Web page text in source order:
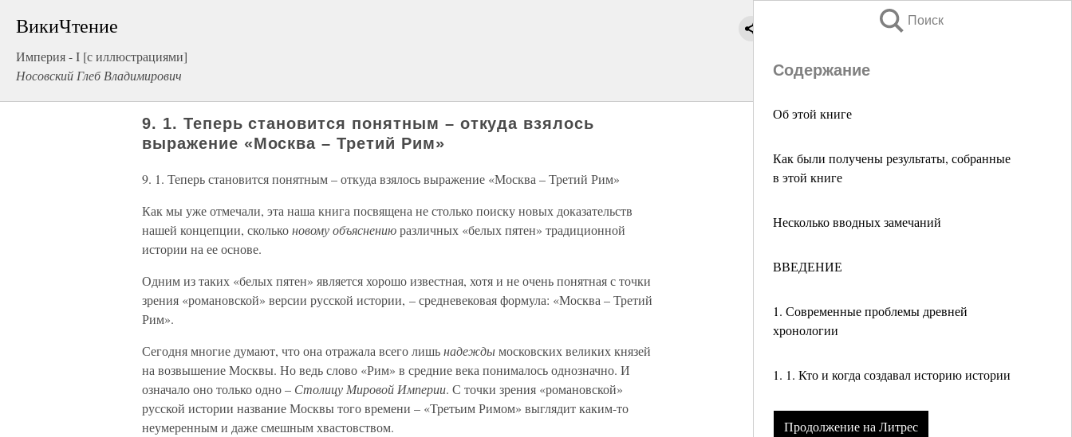
ВикиЧтение
Империя - I [с иллюстрациями]
Носовский Глеб Владимирович
Поиск
Содержание
Об этой книге
Как были получены результаты, собранные
в этой книге
Несколько вводных замечаний
ВВЕДЕНИЕ
1. Современные проблемы древней
хронологии
1. 1. Кто и когда создавал историю истории
Продолжение на Литрес
9. 1. Теперь становится понятным – откуда взялось
выражение «Москва – Третий Рим»
9. 1. Теперь становится понятным – откуда взялось выражение «Москва – Третий Рим»
Как мы уже отмечали, эта наша книга посвящена не столько поиску новых доказательств
нашей концепции, скольконовому объяснениюразличных «белых пятен» традиционной
истории на ее основе.
Одним из таких «белых пятен» является хорошо известная, хотя и не очень понятная с точки
зрения «романовской» версии русской истории, – средневековая формула: «Москва – Третий
Рим».
Сегодня многие думают, что она отражала всего лишьнадеждымосковских великих князей
на возвышение Москвы. Но ведь слово «Рим» в средние века понималось однозначно. И
означало оно только одно – Столицу Мировой Империи. С точки зрения «романовской»
русской истории название Москвы того времени – «Третьим Римом» выглядит каким-то
неумеренным и даже смешным хвастовством.